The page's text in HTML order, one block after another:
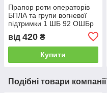
Прапор роти операторів
БПЛА та групи вогневої
підтримки 1 ШБ 92 ОШБр
від 420 ₴
Купити
Подібні товари компанії